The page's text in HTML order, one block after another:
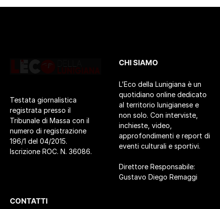
Testata giornalistica
registrata presso il
Tribunale di Massa con il
numero di registrazione
196/1 del 04/2015.
Iscrizione ROC. N. 36086.
CHI SIAMO
L’Eco della Lunigiana è un
quotidiano online dedicato
al territorio lunigianese e
non solo. Con interviste,
inchieste, video,
approfondimenti e report di
eventi culturali e sportivi.
Direttore Responsabile:
Gustavo Diego Remaggi
CONTATTI